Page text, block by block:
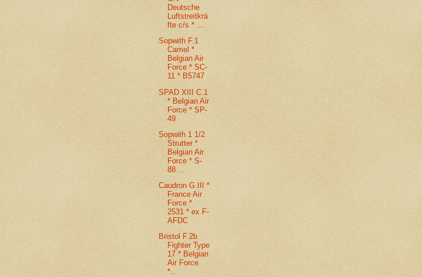
Deutsche
Luftstreitkrä
fte c/s * ...
Sopwith F.1
Camel *
Belgian Air
Force * SC-
11 * B5747
SPAD XIII C.1
* Belgian Air
Force * SP-
49
Sopwith 1 1/2
Strutter *
Belgian Air
Force * S-
88 ...
Caudron G.III *
France Air
Force *
2531 * ex F-
AFDC
Bristol F.2b
Fighter Type
17 * Belgian
Air Force
*...